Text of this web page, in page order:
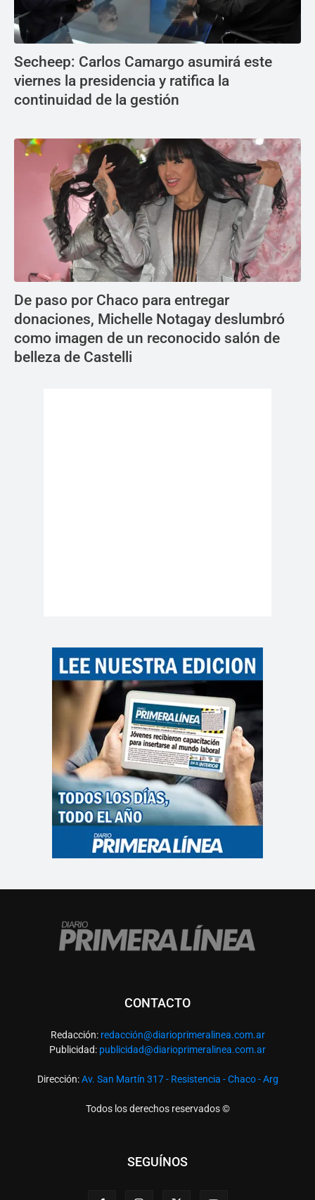
Secheep: Carlos Camargo asumirá este
viernes la presidencia y ratifica la
continuidad de la gestión
De paso por Chaco para entregar
donaciones, Michelle Notagay deslumbró
como imagen de un reconocido salón de
belleza de Castelli
CONTACTO
Redacción: redacción@diarioprimeralinea.com.ar
Publicidad: publicidad@diarioprimeralinea.com.ar
Dirección:Av. San Martín 317 - Resistencia - Chaco - Arg
Todos los derechos reservados ©
SEGUÍNOS